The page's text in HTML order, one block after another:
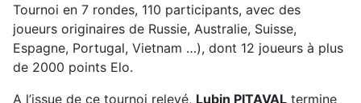
Tournoi en 7 rondes, 110 participants, avec des
joueurs originaires de Russie, Australie, Suisse,
Espagne, Portugal, Vietnam …), dont 12 joueurs à plus
de 2000 points Elo.
A l’issue de ce tournoi relevé, Lubin PITAVAL termine